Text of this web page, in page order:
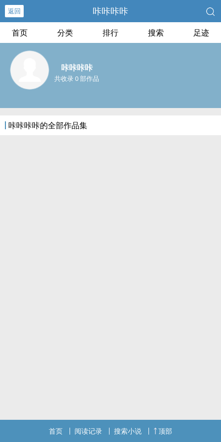
返回 咔咔咔咔
首页 分类 排行 搜索 足迹
咔咔咔咔
共收录 0 部作品
咔咔咔咔的全部作品集
首页 阅读记录 搜索小说 顶部